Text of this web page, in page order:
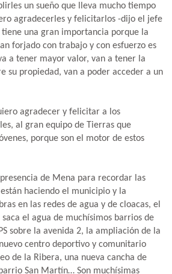
un sueño que lleva mucho tiempo
agradecerles y felicitarlos -dijo el jefe
una gran importancia porque la
forjado con trabajo y con esfuerzo es
a tener mayor valor, van a tener la
su propiedad, van a poder acceder a un
agradecer y felicitar a los
al gran equipo de Tierras que
porque son el motor de estos
de Mena para recordar las
haciendo el municipio y la
en las redes de agua y de cloacas, el
el agua de muchísimos barrios de
sobre la avenida 2, la ampliación de la
centro deportivo y comunitario
de la Ribera, una nueva cancha de
San Martín… Son muchísimas